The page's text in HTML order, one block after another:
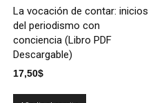
La vocación de contar: inicios
del periodismo con
conciencia (Libro PDF
Descargable)
17,50$